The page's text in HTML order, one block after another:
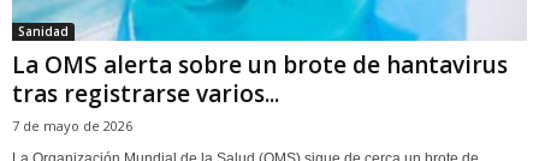
Sanidad
La OMS alerta sobre un brote de hantavirus
tras registrarse varios...
7 de mayo de 2026